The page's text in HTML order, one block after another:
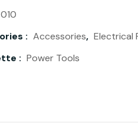
010
: Accessories, Electrical
: Power Tools